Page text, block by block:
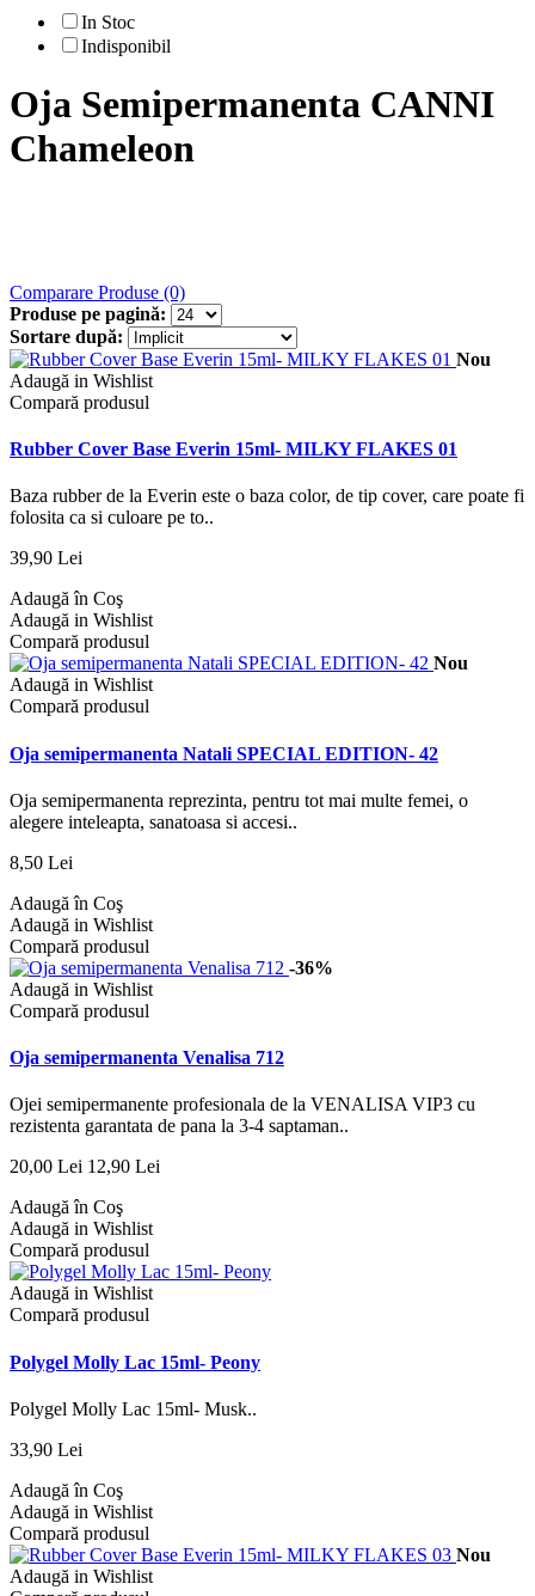
In Stoc
Indisponibil
Oja Semipermanenta CANNI
Chameleon
Comparare Produse (0)
Produse pe pagină:
Sortare după:
Nou
Adaugă in Wishlist
Compară produsul
Rubber Cover Base Everin 15ml- MILKY FLAKES 01
Baza rubber de la Everin este o baza color, de tip cover, care poate fi
folosita ca si culoare pe to..
39,90 Lei
Adaugă în Coş
Adaugă in Wishlist
Compară produsul
Nou
Adaugă in Wishlist
Compară produsul
Oja semipermanenta Natali SPECIAL EDITION- 42
Oja semipermanenta reprezinta, pentru tot mai multe femei, o
alegere inteleapta, sanatoasa si accesi..
8,50 Lei
Adaugă în Coş
Adaugă in Wishlist
Compară produsul
-36%
Adaugă in Wishlist
Compară produsul
Oja semipermanenta Venalisa 712
Ojei semipermanente profesionala de la VENALISA VIP3 cu
rezistenta garantata de pana la 3-4 saptaman..
20,00 Lei 12,90 Lei
Adaugă în Coş
Adaugă in Wishlist
Compară produsul
Adaugă in Wishlist
Compară produsul
Polygel Molly Lac 15ml- Peony
Polygel Molly Lac 15ml- Musk..
33,90 Lei
Adaugă în Coş
Adaugă in Wishlist
Compară produsul
Nou
Adaugă in Wishlist